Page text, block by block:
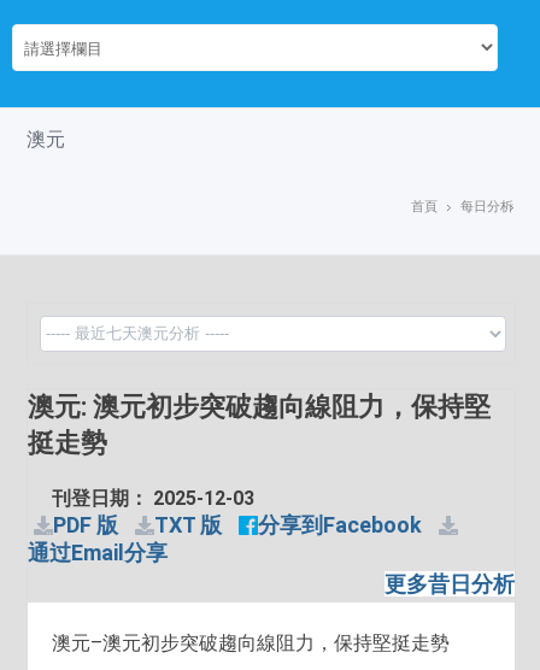
澳元
首頁 每日分析
澳元: 澳元初步突破趨向線阻力，保持堅
挺走勢
刊登日期： 2025-12-03
PDF 版 TXT 版
分享到Facebook
通过Email分享
更多昔日分析
澳元–澳元初步突破趨向線阻力，保持堅挺走勢